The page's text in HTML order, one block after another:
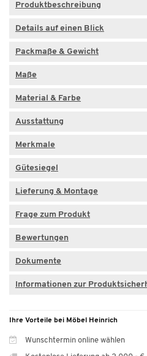
Produktbeschreibung
Details auf einen Blick
Packmaße & Gewicht
Maße
Material & Farbe
Ausstattung
Merkmale
Gütesiegel
Lieferung & Montage
Frage zum Produkt
Bewertungen
Dokumente
Informationen zur
Ihre Vorteile bei Möbel Heinrich
Wunschtermin online wählen